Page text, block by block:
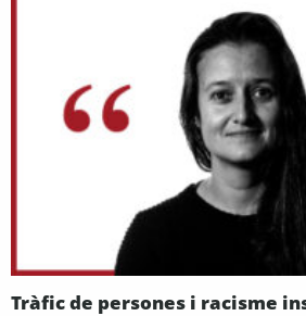
Tràfic de persones i racisme